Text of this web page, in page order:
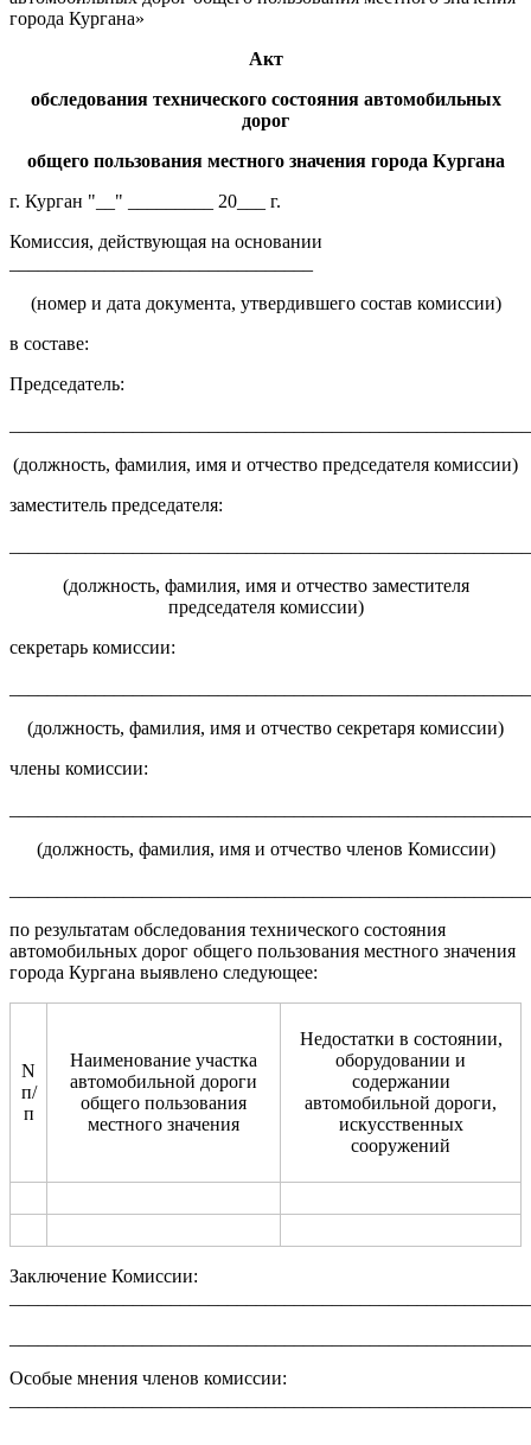
города Кургана»
Акт
обследования технического состояния автомобильных
дорог
общего пользования местного значениягорода Кургана
г. Курган "__" _________ 20___ г.
Комиссия, действующая на основании
(номер и дата документа, утвердившего состав комиссии)
в составе:
Председатель:
(должность, фамилия, имя и отчество председателя комиссии)
заместитель председателя:
(должность, фамилия, имя и отчество заместителя
председателя комиссии)
секретарь комиссии:
(должность, фамилия, имя и отчество секретаря комиссии)
члены комиссии:
(должность, фамилия, имя и отчество членов Комиссии)
по результатам обследования технического состояния
автомобильных дорог общего пользования местного значения
города Кургана выявлено следующее:
N
п/
п
Наименование участка
автомобильной дороги
общего пользования
местного значения
Недостатки в состоянии,
оборудовании и
содержании
автомобильной дороги,
искусственных
сооружений
Заключение Комиссии:
Особые мнения членов комиссии: